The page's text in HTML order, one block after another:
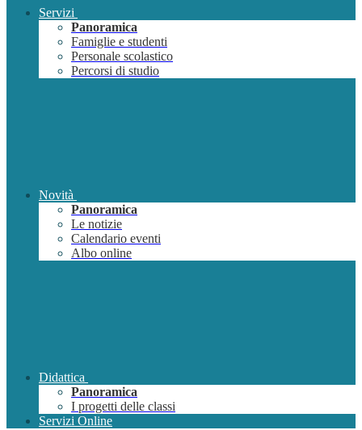
Servizi
Panoramica
Famiglie e studenti
Personale scolastico
Percorsi di studio
Novità
Panoramica
Le notizie
Calendario eventi
Albo online
Didattica
Panoramica
I progetti delle classi
Servizi Online